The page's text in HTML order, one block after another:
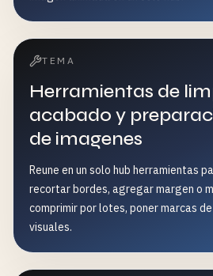
TEMA
Herramientas de
acabado y
de imagenes
Reune en un solo hub herramientas
recortar bordes, agregar margen o
comprimir por lotes, poner marcas
visuales.